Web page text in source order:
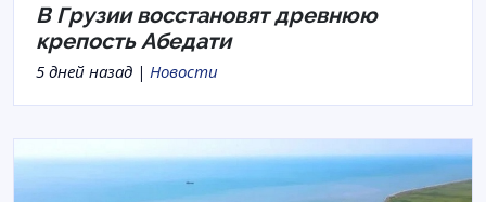
В Грузии восстановят древнюю
крепость Абедати
5 дней назад | Новости